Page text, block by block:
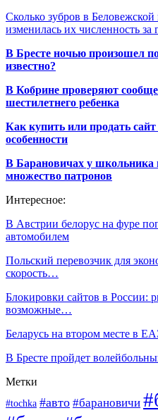
Сколько зубров в
изменилась их численность за
В Бресте ночью произошел
известно?
В Кобрине проверяют
шестилетнего ребенка
Как купить или продать
особенности
В Барановичах у школьника
множество патронов
Интересное:
В Австрии белорус на фуре
автомобилем
Польский перевозчик для
скорость…
Блокировки сайтов в России:
возможные…
Беларусь на втором месте в
В Бресте пройдет
Метки
#tochka #авто #барановичи